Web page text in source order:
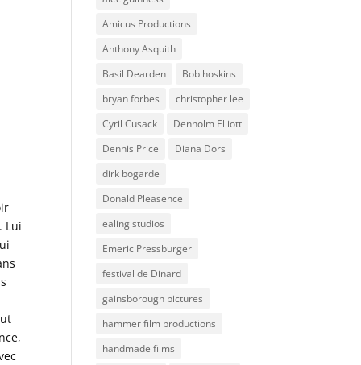
Lui
Amicus Productions
Anthony Asquith
Basil Dearden
Bob hoskins
bryan forbes
christopher lee
Cyril Cusack
Denholm Elliott
Dennis Price
Diana Dors
dirk bogarde
Donald Pleasence
ealing studios
Emeric Pressburger
festival de Dinard
gainsborough pictures
hammer film productions
handmade films